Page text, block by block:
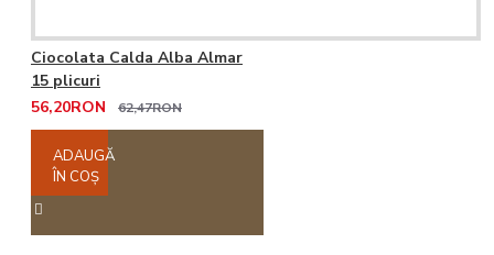
Ciocolata Calda Alba Almar
15 plicuri
56,20RON
62,47RON
ADAUGĂ
ÎN COŞ